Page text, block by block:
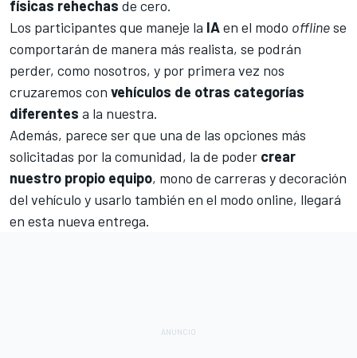
físicas rehechas de cero.
Los participantes que maneje la IAen el modo offlinese
comportarán de manera más realista, se podrán
perder, como nosotros, y por primera vez nos
cruzaremos con vehículos de otras categorías
diferentes a la nuestra.
Además, parece ser que una de las opciones más
solicitadas por la comunidad, la de poder crear
nuestro propio equipo, mono de carreras y decoración
del vehículo y usarlo también en el modo online, llegará
en esta nueva entrega.